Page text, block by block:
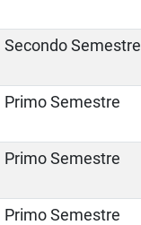
Secondo Semestre
Primo Semestre
Primo Semestre
Primo Semestre